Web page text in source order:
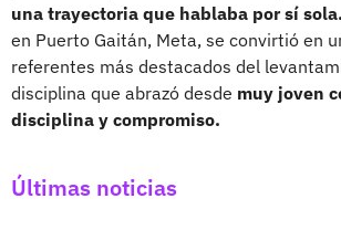
una trayectoria que hablaba por sí sola.
en Puerto Gaitán, Meta, se convirtió en
referentes más destacados del
disciplina que abrazó desde muy joven
disciplina y compromiso.
Últimas noticias